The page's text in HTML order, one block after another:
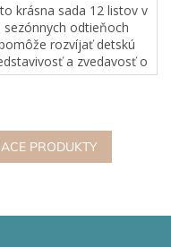
krásna sada 12 listov v
sezónnych odtieňoch
rozvíjať detskú
a zvedavosť o
prírody. Tieto listy sú
odolné na...
PRODUKTY